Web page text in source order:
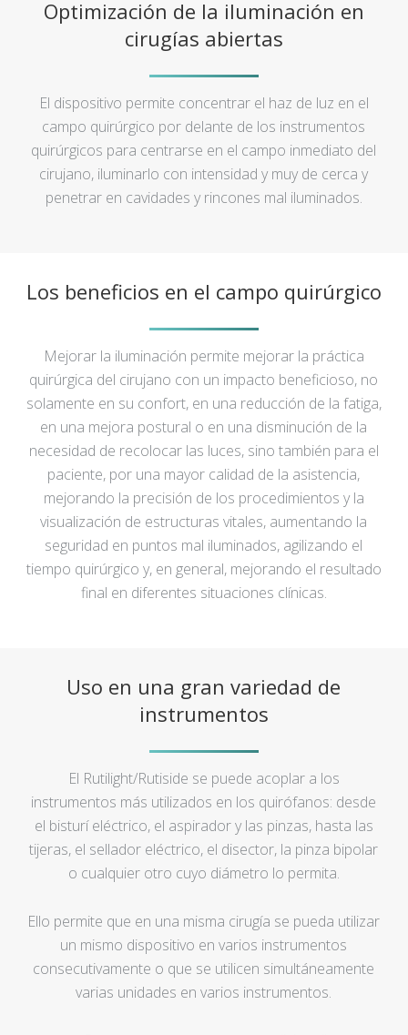
Optimización de la iluminación en
cirugías abiertas
El dispositivo permite concentrar el haz de luz en el
campo quirúrgico por delante de los instrumentos
quirúrgicos para centrarse en el campo inmediato del
cirujano, iluminarlo con intensidad y muy de cerca y
penetrar en cavidades y rincones mal iluminados.
Los beneficios en el campo quirúrgico
Mejorar la iluminación permite mejorar la práctica
quirúrgica del cirujano con un impacto beneficioso, no
solamente en su confort, en una reducción de la fatiga,
en una mejora postural o en una disminución de la
necesidad de recolocar las luces, sino también para el
paciente, por una mayor calidad de la asistencia,
mejorando la precisión de los procedimientos y la
visualización de estructuras vitales, aumentando la
seguridad en puntos mal iluminados, agilizando el
tiempo quirúrgico y, en general, mejorando el resultado
final en diferentes situaciones clínicas.
Uso en una gran variedad de
instrumentos
El Rutilight/Rutiside se puede acoplar a los
instrumentos más utilizados en los quirófanos: desde
el bisturí eléctrico, el aspirador y las pinzas, hasta las
tijeras, el sellador eléctrico, el disector, la pinza bipolar
o cualquier otro cuyo diámetro lo permita.
Ello permite que en una misma cirugía se pueda utilizar
un mismo dispositivo en varios instrumentos
consecutivamente o que se utilicen simultáneamente
varias unidades en varios instrumentos.